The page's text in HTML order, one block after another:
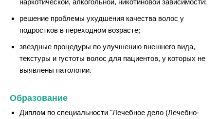
решение проблемы ухудшения качества волос у
подростков в переходном возрасте;
звездные процедуры по улучшению внешнего вида,
текстуры и густоты волос для пациентов, у которых не
выявлены патологии.
Образование
Диплом по специальности "Лечебное дело (Лечебно-